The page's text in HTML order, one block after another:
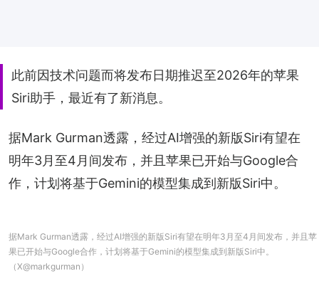
此前因技术问题而将发布日期推迟至2026年的苹果
Siri助手，最近有了新消息。
据Mark Gurman透露，经过AI增强的新版Siri有望在
明年3月至4月间发布，并且苹果已开始与Google合
作，计划将基于Gemini的模型集成到新版Siri中。
据Mark Gurman透露，经过AI增强的新版Siri有望在明年3月至4月间发布，并且苹
果已开始与Google合作，计划将基于Gemini的模型集成到新版Siri中。
（X@markgurman）